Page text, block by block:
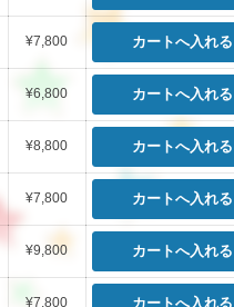
¥7,800
¥6,800
¥8,800
¥7,800
¥9,800
¥7,800